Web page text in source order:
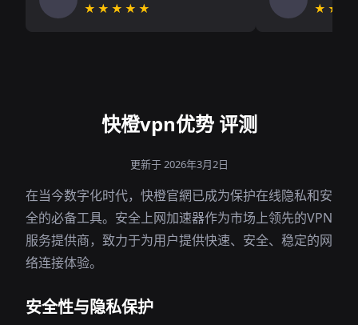
★★★★★
快橙vpn优势 评测
更新于 2026年3月2日
在当今数字化时代，快橙官網已成为保护在线隐私和安
全的必备工具。安全上网加速器作为市场上领先的VPN
服务提供商，致力于为用户提供快速、安全、稳定的网
络连接体验。
安全性与隐私保护